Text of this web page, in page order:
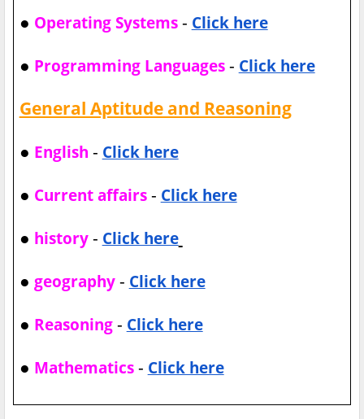
● Operating Systems - Click here
● Programming Languages- Click here
General Aptitude and Reasoning
● English - Click here
● Current affairs- Click here
● history- Click here
● geography - Click here
● Reasoning- Click here
● Mathematics- Click here